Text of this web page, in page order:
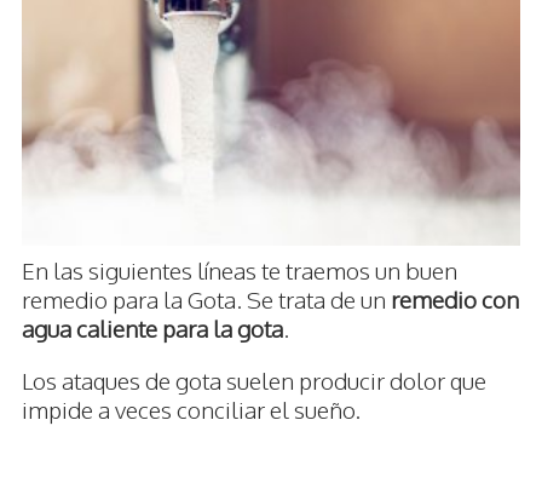
En las siguientes líneas te traemos un buen
remedio para la Gota. Se trata de un remedio con
agua caliente para la gota
Los ataques de gota suelen producir dolor que
impide a veces conciliar el sueño.